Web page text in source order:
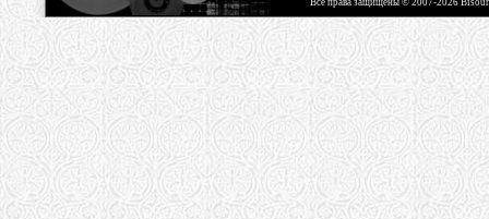
Все права защищены © 2007-2026